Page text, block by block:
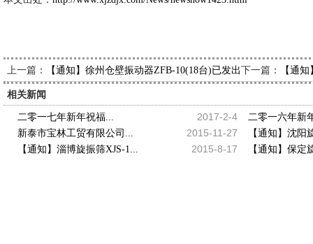
上一篇： 【通知】徐州仓壁振动器ZFB-10(18台)已发出，请瞿经理查收
下一篇： 【通
相关新闻
2017-2-4
二零一七年新年祝福... 二零一六年新
2015-11-27
新泰市宝林工贸有限公司... 【通知】沈阳
2015-8-17
【通知】淄博旋振筛XJS-1... 【通知】保定